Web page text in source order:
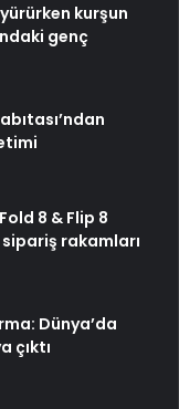
kurşun
genç
8 & Flip 8
rakamları
Dünya’da
çıktı